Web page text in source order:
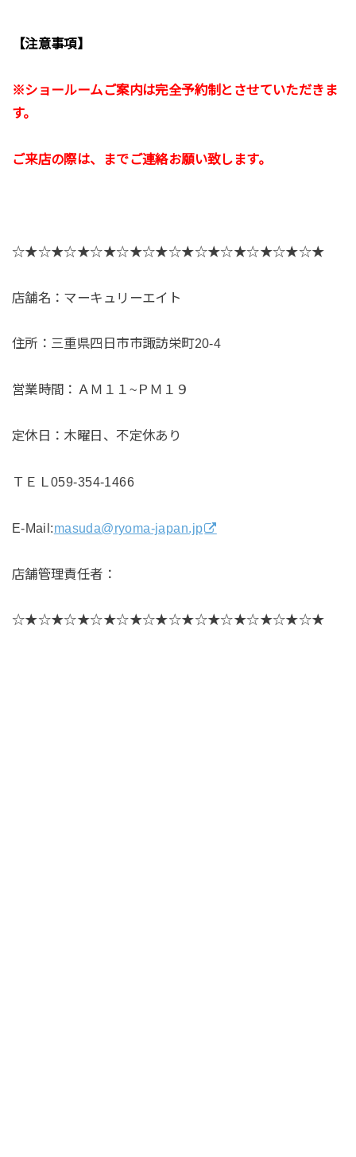
【注意事項】
※ショールームご案内は完全予約制とさせていただきま
す。
ご来店の際は、までご連絡お願い致します。
☆★☆★☆★☆★☆★☆★☆★☆★☆★☆★☆★☆★
店舗名：マーキュリーエイト
住所：三重県四日市市諏訪栄町20-4
営業時間：ＡＭ１１~ＰＭ１９
定休日：木曜日、不定休あり
ＴＥＬ059-354-1466
E-Mail:masuda@ryoma-japan.jp
店舗管理責任者：
☆★☆★☆★☆★☆★☆★☆★☆★☆★☆★☆★☆★